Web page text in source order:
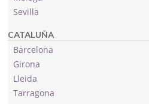
Sevilla
CATALUÑA
Barcelona
Girona
Lleida
Tarragona